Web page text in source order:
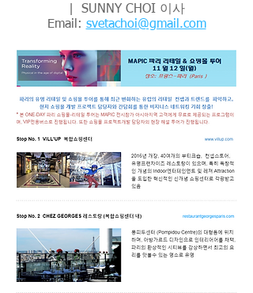
| SUNNY CHOI 이사
Email: svetachoi@gmail.com